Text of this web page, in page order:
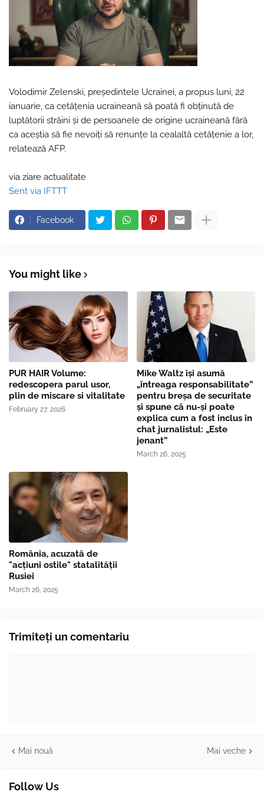
Volodimir Zelenski, preşedintele Ucrainei, a propus luni, 22
ianuarie, ca cetăţenia ucraineană să poată fi obţinută de
luptătorii străini şi de persoanele de origine ucraineană fără
ca aceştia să fie nevoiţi să renunţe la cealaltă cetăţenie a lor,
relatează AFP.
via ziare actualitate
Sent via IFTTT
Facebook
You might like
PUR HAIR Volume:
redescopera parul usor,
plin de miscare si vitalitate
February 27, 2026
Mike Waltz îşi asumă
„întreaga responsabilitate”
pentru breşa de securitate
și spune că nu-și poate
explica cum a fost inclus în
chat jurnalistul: „Este
jenant”
March 26, 2025
România, acuzată de
"acțiuni ostile" statalității
Rusiei
March 26, 2025
Trimiteți un comentariu
Mai nouă Mai veche
Follow Us